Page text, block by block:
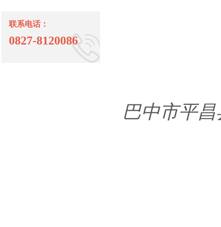
联系电话：
0827-8120086
巴中市平